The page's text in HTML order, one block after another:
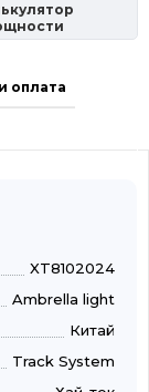
оплата
XT8102024
Ambrella light
Китай
Track System